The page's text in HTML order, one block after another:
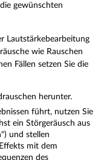
gewünschten
Lautstärkebearbeitung
wie Rauschen
Fällen setzen Sie die
herunter.
führt, nutzen Sie
ein Störgeräusch aus
und stellen
mit dem
des